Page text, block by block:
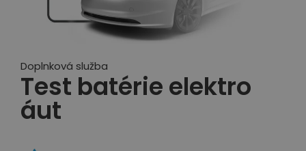
Doplnková služba
Test batérie elektro
áut